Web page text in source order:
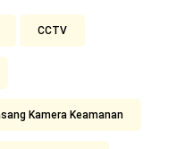
CCTV
Kamera Keamanan